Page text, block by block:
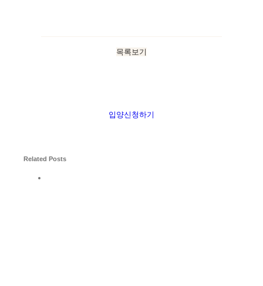
목록보기
입양신청하기
Related Posts